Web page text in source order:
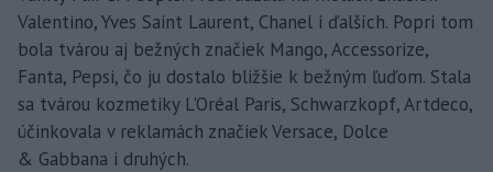
Valentino, Yves Saint Laurent, Chanel i ďalších. Popri tom
bola tvárou aj bežných značiek Mango, Accessorize,
Fanta, Pepsi, čo ju dostalo bližšie k bežným ľuďom. Stala
sa tvárou kozmetiky L'Oréal Paris, Schwarzkopf, Artdeco,
účinkovala v reklamách značiek Versace, Dolce
& Gabbana i druhých.